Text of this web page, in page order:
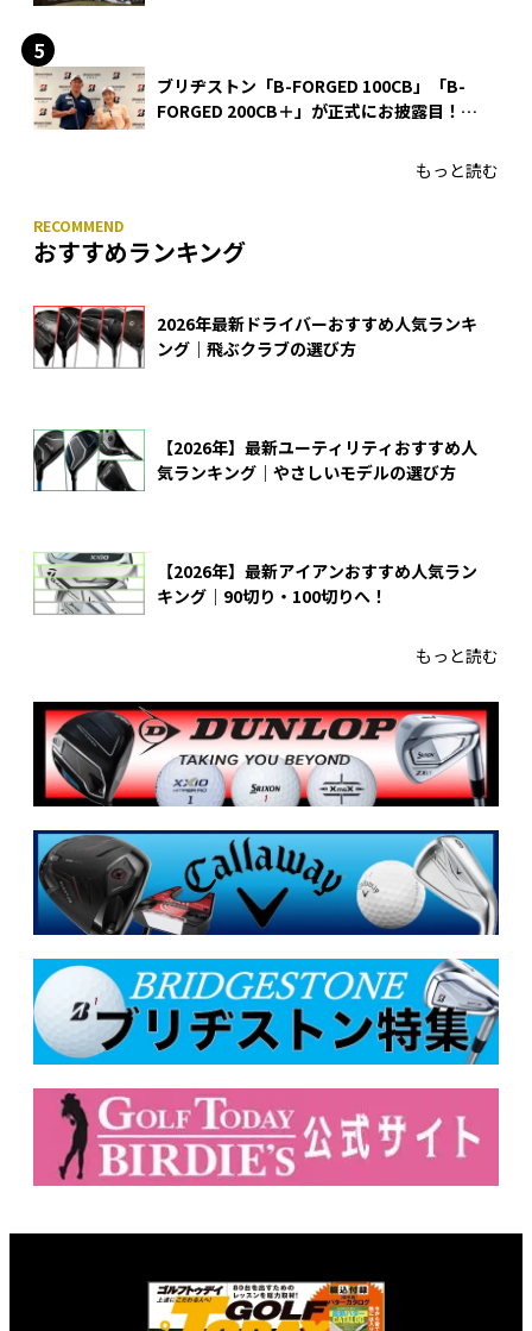
ブリヂストン「B-FORGED 100CB」「B-
FORGED 200CB＋」が正式にお披露目！
もっと読む
おすすめランキング
2026年最新ドライバーおすすめ人気ランキ
ング｜飛ぶクラブの選び方
【2026年】最新ユーティリティおすすめ人
気ランキング｜やさしいモデルの選び方
【2026年】最新アイアンおすすめ人気ラン
キング｜90切り・100切りへ！
もっと読む